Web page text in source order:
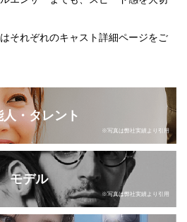
それぞれのキャスト詳細ページをご
人・タレント
※写真は弊社実績より引用
モデル
※写真は弊社実績より引用